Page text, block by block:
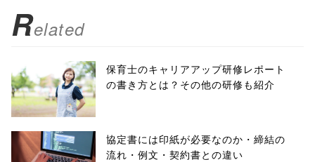
Related
保育士のキャリアアップ研修レポート
の書き方とは？その他の研修も紹介
協定書には印紙が必要なのか・締結の
流れ・例文・契約書との違い